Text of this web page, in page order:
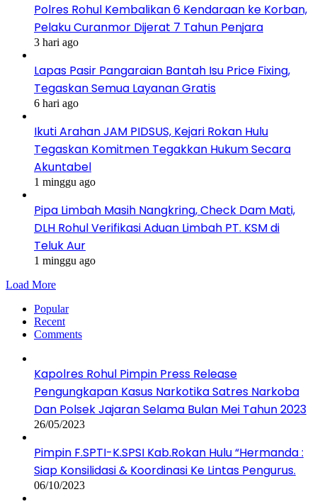
Polres Rohul Kembalikan 6 Kendaraan ke Korban,
Pelaku Curanmor Dijerat 7 Tahun Penjara
3 hari ago
Lapas Pasir Pangaraian Bantah Isu Price Fixing,
Tegaskan Semua Layanan Gratis
6 hari ago
Ikuti Arahan JAM PIDSUS, Kejari Rokan Hulu
Tegaskan Komitmen Tegakkan Hukum Secara
Akuntabel
1 minggu ago
Pipa Limbah Masih Nangkring, Check Dam Mati,
DLH Rohul Verifikasi Aduan Limbah PT. KSM di
Teluk Aur
1 minggu ago
Load More
Popular
Recent
Comments
Kapolres Rohul Pimpin Press Release
Pengungkapan Kasus Narkotika Satres Narkoba
Dan Polsek Jajaran Selama Bulan Mei Tahun 2023
26/05/2023
Pimpin F.SPTI-K.SPSI Kab.Rokan Hulu “Hermanda :
Siap Konsilidasi & Koordinasi Ke Lintas Pengurus.
06/10/2023